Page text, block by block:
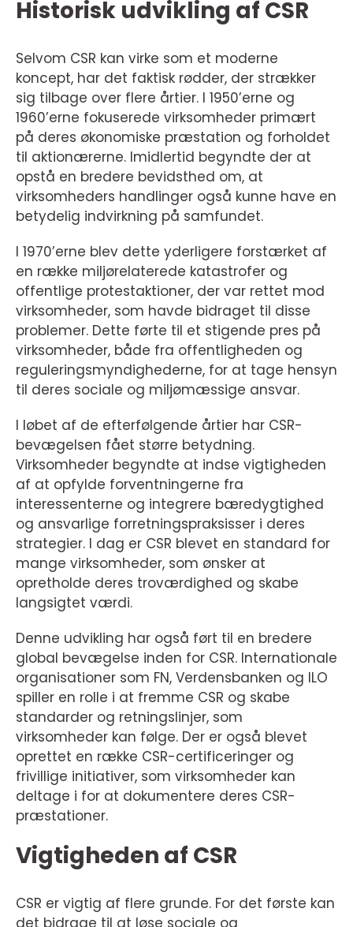
Historisk udvikling af CSR
Selvom CSR kan virke som et moderne
koncept, har det faktisk rødder, der strækker
sig tilbage over flere årtier. I 1950’erne og
1960’erne fokuserede virksomheder primært
på deres økonomiske præstation og forholdet
til aktionærerne. Imidlertid begyndte der at
opstå en bredere bevidsthed om, at
virksomheders handlinger også kunne have en
betydelig indvirkning på samfundet.
I 1970’erne blev dette yderligere forstærket af
en række miljørelaterede katastrofer og
offentlige protestaktioner, der var rettet mod
virksomheder, som havde bidraget til disse
problemer. Dette førte til et stigende pres på
virksomheder, både fra offentligheden og
reguleringsmyndighederne, for at tage hensyn
til deres sociale og miljømæssige ansvar.
I løbet af de efterfølgende årtier har CSR-
bevægelsen fået større betydning.
Virksomheder begyndte at indse vigtigheden
af at opfylde forventningerne fra
interessenterne og integrere bæredygtighed
og ansvarlige forretningspraksisser i deres
strategier. I dag er CSR blevet en standard for
mange virksomheder, som ønsker at
opretholde deres troværdighed og skabe
langsigtet værdi.
Denne udvikling har også ført til en bredere
global bevægelse inden for CSR. Internationale
organisationer som FN, Verdensbanken og ILO
spiller en rolle i at fremme CSR og skabe
standarder og retningslinjer, som
virksomheder kan følge. Der er også blevet
oprettet en række CSR-certificeringer og
frivillige initiativer, som virksomheder kan
deltage i for at dokumentere deres CSR-
præstationer.
Vigtigheden af CSR
CSR er vigtig af flere grunde. For det første kan
det bidrage til at løse sociale og